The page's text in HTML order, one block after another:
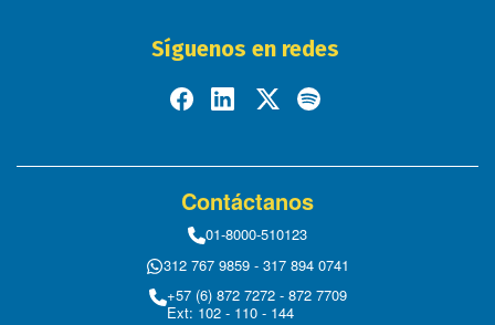
Síguenos en redes
Contáctanos
01-8000-510123
312 767 9859 - 317 894 0741
+57 (6) 872 7272 - 872 7709
Ext: 102 - 110 - 144